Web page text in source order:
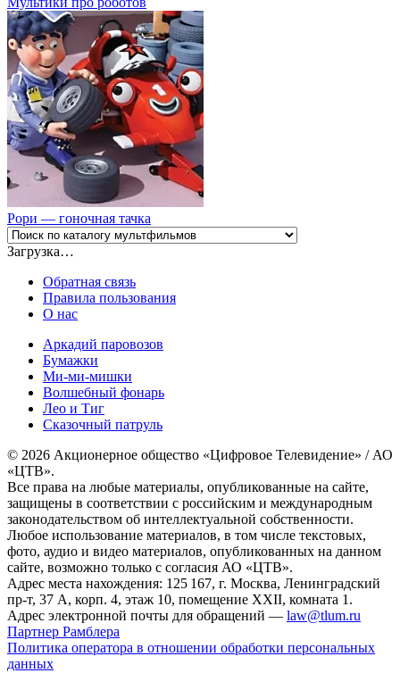
Рори — гоночная тачка
Загрузка…
Обратная связь
Правила пользования
О нас
Аркадий паровозов
Бумажки
Ми-ми-мишки
Волшебный фонарь
Лео и Тиг
Сказочный патруль
© 2026 Акционерное общество «Цифровое Телевидение» / АО
«ЦТВ».
Все права на любые материалы, опубликованные на сайте,
защищены в соответствии с российским и международным
законодательством об интеллектуальной собственности.
Любое использование материалов, в том числе текстовых,
фото, аудио и видео материалов, опубликованных на данном
сайте, возможно только с согласия АО «ЦТВ».
Адрес места нахождения: 125 167, г. Москва, Ленинградский
пр-т, 37 А, корп. 4, этаж 10, помещение XXII, комната 1.
Адрес электронной почты для обращений — law@tlum.ru
Партнер Рамблера
Политика оператора в отношении обработки персональных
данных